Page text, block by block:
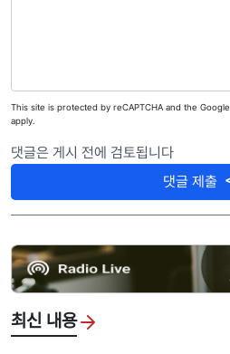
This site is protected by reCAPTCHA and the Google
apply.
댓글은 게시 전에 검토됩니다
댓글 제출
최신 내용